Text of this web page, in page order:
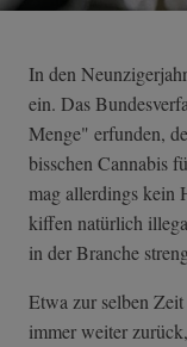
In den
ein. Das
Menge" erfunden,
bisschen Cannabis
mag allerdings kein
kiffen natürlich
in der Branche
Etwa zur selben
immer weiter